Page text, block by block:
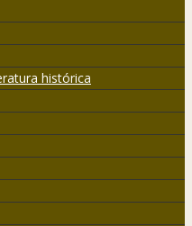
histórica